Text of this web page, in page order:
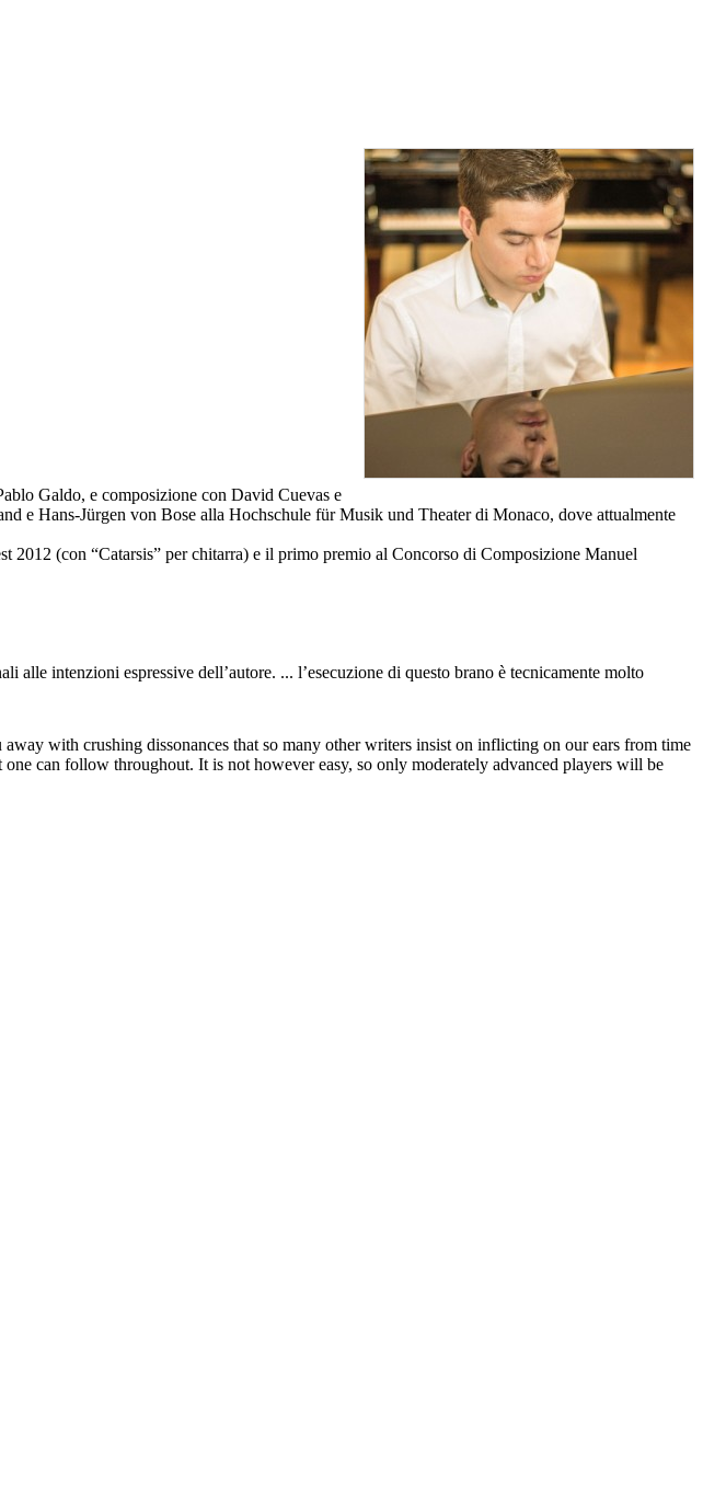
Galdo, e composizione con David Cuevas e
e Hans-Jürgen von Bose alla Hochschule für Musik und Theater di Monaco, dove attualmente
(con “Catarsis” per chitarra) e il primo premio al Concorso di Composizione Manuel
alle intenzioni espressive dell’autore. ... l’esecuzione di questo brano è tecnicamente molto
with crushing dissonances that so many other writers insist on inflicting on our ears from time
can follow throughout. It is not however easy, so only moderately advanced players will be